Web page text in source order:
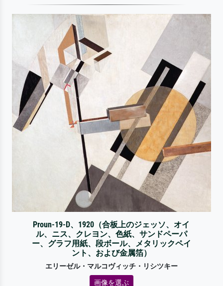
Proun-19-D、1920（合板上のジェッソ、オイ
ル、ニス、クレヨン、色紙、サンドペーパ
ー、グラフ用紙、段ボール、メタリックペイ
ント、および金属箔）
エリーゼル・マルコヴィッチ・リシツキー
画像を選ぶ